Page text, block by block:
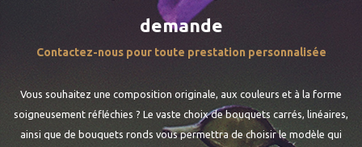
demande
Contactez-nous pour toute prestation personnalisée
Vous souhaitez une composition originale, aux couleurs et à la forme
soigneusement réfléchies ? Le vaste choix de bouquets carrés, linéaires,
ainsi que de bouquets ronds vous permettra de choisir le modèle qui